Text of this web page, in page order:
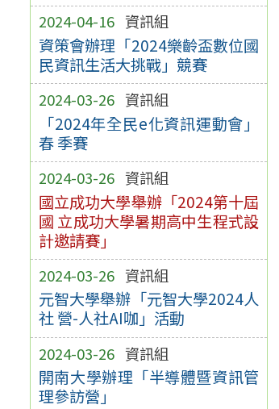
2024-04-16 資訊組
資策會辦理「2024樂齡盃數位國
民資訊生活大挑戰」競賽
2024-03-26 資訊組
「2024年全民e化資訊運動會」
春 季賽
2024-03-26 資訊組
國立成功大學舉辦「2024第十屆
國 立成功大學暑期高中生程式設
計邀請賽」
2024-03-26 資訊組
元智大學舉辦「元智大學2024人
社 營-人社AI咖」活動
2024-03-26 資訊組
開南大學辦理「半導體暨資訊管
理參訪營」